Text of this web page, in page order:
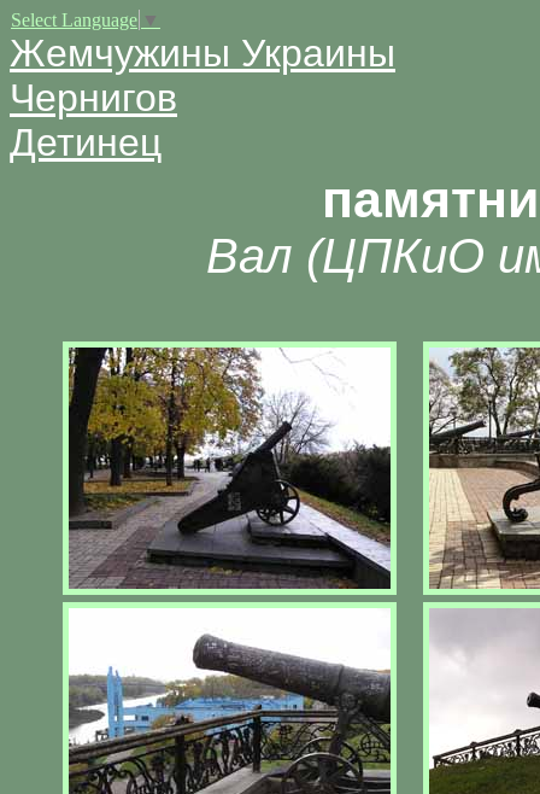
Select Language ▼
Жемчужины Украины
Чернигов
Детинец
Вал (ЦПКиО